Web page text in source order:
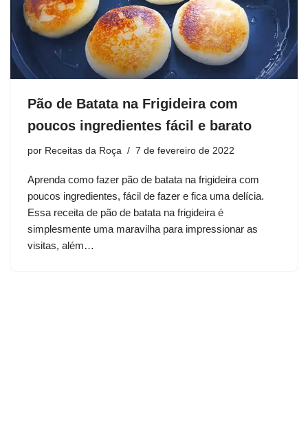
Pão de Batata na Frigideira com
poucos ingredientes fácil e barato
por Receitas da Roça 7 de fevereiro de 2022
Aprenda como fazer pão de batata na frigideira com
poucos ingredientes, fácil de fazer e fica uma delícia.
Essa receita de pão de batata na frigideira é
simplesmente uma maravilha para impressionar as
visitas, além…